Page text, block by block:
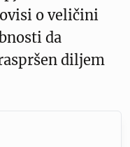
o veličini
da
diljem